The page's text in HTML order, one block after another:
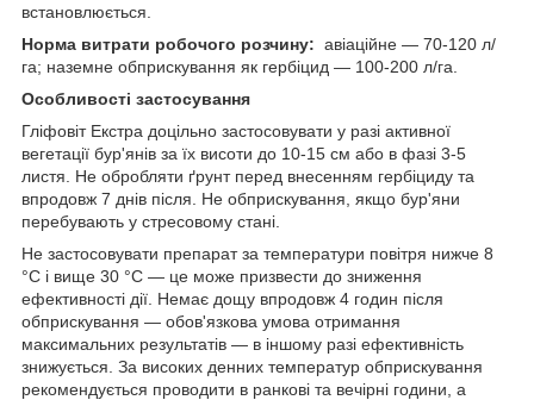
встановлюється.
Норма витрати робочого розчину: авіаційне — 70-120 л/
га; наземне обприскування як гербіцид — 100-200 л/га.
Особливості застосування
Гліфовіт Екстра доцільно застосовувати у разі активної
вегетації бур'янів за їх висоти до 10-15 см або в фазі 3-5
листя. Не обробляти ґрунт перед внесенням гербіциду та
впродовж 7 днів після. Не обприскування, якщо бур'яни
перебувають у стресовому стані.
Не застосовувати препарат за температури повітря нижче 8
°C і вище 30 °C — це може призвести до зниження
ефективності дії. Немає дощу впродовж 4 годин після
обприскування — обов'язкова умова отримання
максимальних результатів — в іншому разі ефективність
знижується. За високих денних температур обприскування
рекомендується проводити в ранкові та вечірні години, а